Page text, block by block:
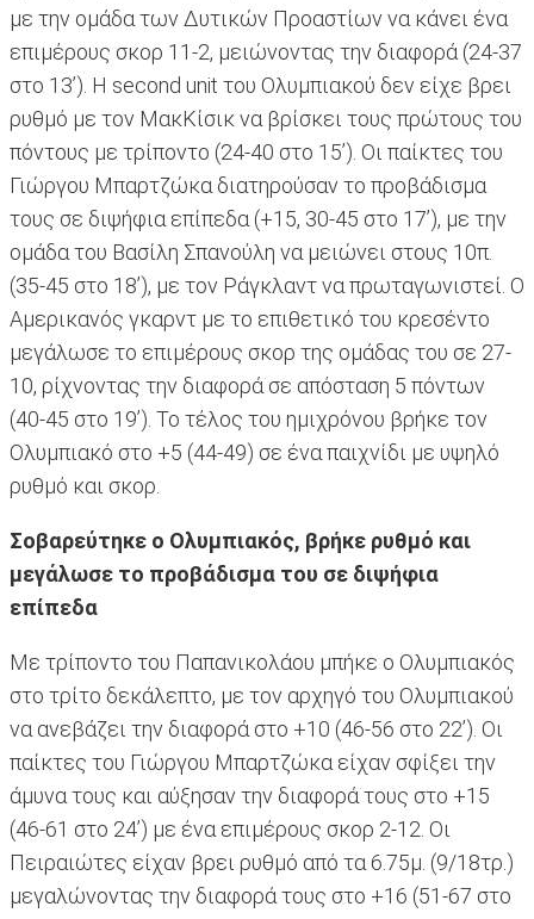
με την ομάδα των Δυτικών Προαστίων να κάνει ένα
επιμέρους σκορ 11-2, μειώνοντας την διαφορά (24-37
στο 13’). Η second unit του Ολυμπιακού δεν είχε βρει
ρυθμό με τον ΜακΚίσικ να βρίσκει τους πρώτους του
πόντους με τρίποντο (24-40 στο 15’). Οι παίκτες του
Γιώργου Μπαρτζώκα διατηρούσαν το προβάδισμα
τους σε διψήφια επίπεδα (+15, 30-45 στο 17’), με την
ομάδα του Βασίλη Σπανούλη να μειώνει στους 10π.
(35-45 στο 18’), με τον Ράγκλαντ να πρωταγωνιστεί. Ο
Αμερικανός γκαρντ με το επιθετικό του κρεσέντο
μεγάλωσε το επιμέρους σκορ της ομάδας του σε 27-
10, ρίχνοντας την διαφορά σε απόσταση 5 πόντων
(40-45 στο 19’). Το τέλος του ημιχρόνου βρήκε τον
Ολυμπιακό στο +5 (44-49) σε ένα παιχνίδι με υψηλό
ρυθμό και σκορ.
Σοβαρεύτηκε ο Ολυμπιακός, βρήκε ρυθμό και
μεγάλωσε το προβάδισμα του σε διψήφια
επίπεδα
Με τρίποντο του Παπανικολάου μπήκε ο Ολυμπιακός
στο τρίτο δεκάλεπτο, με τον αρχηγό του Ολυμπιακού
να ανεβάζει την διαφορά στο +10 (46-56 στο 22’). Οι
παίκτες του Γιώργου Μπαρτζώκα είχαν σφίξει την
άμυνα τους και αύξησαν την διαφορά τους στο +15
(46-61 στο 24’) με ένα επιμέρους σκορ 2-12. Οι
Πειραιώτες είχαν βρει ρυθμό από τα 6.75μ. (9/18τρ.)
μεγαλώνοντας την διαφορά τους στο +16 (51-67 στο